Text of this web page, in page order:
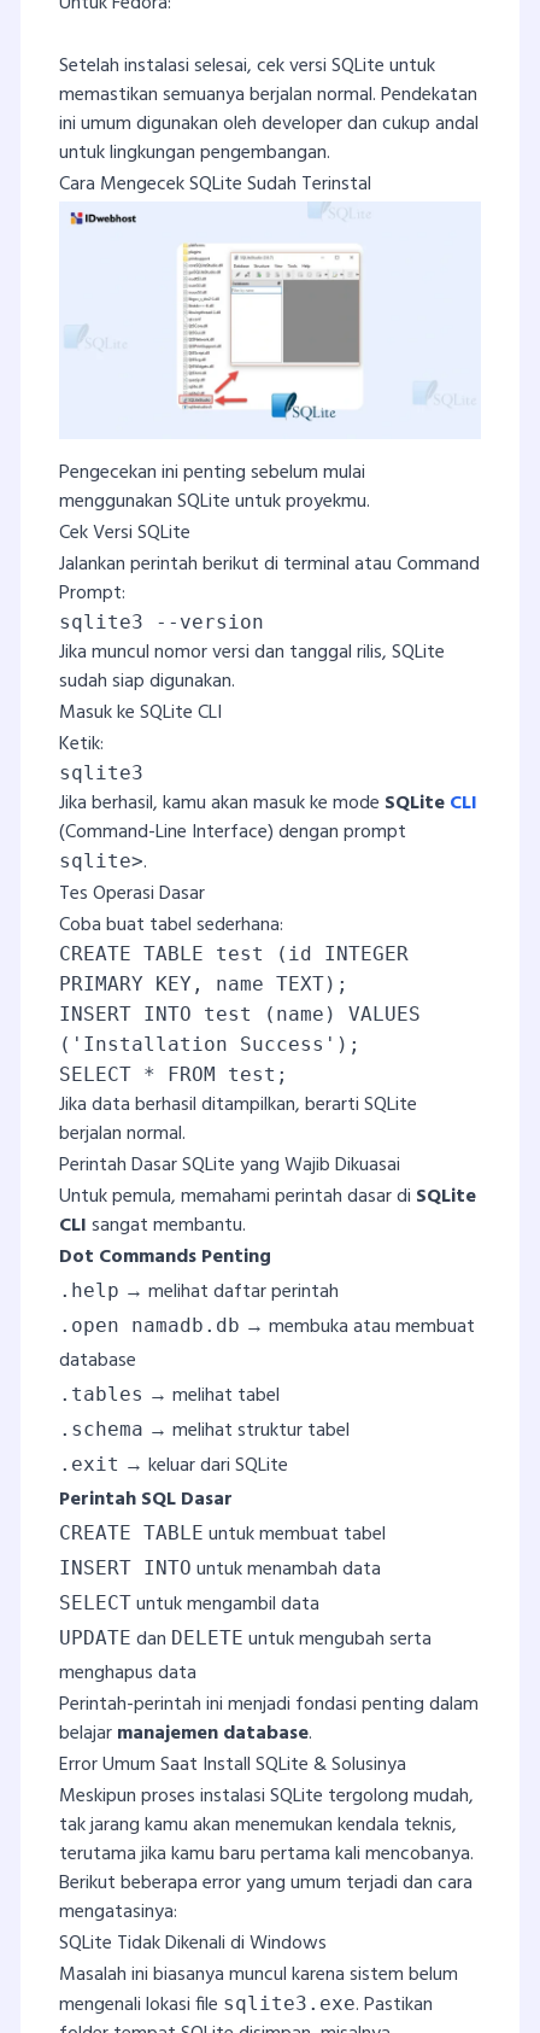
Setelah instalasi selesai, cek versi SQLite untuk
memastikan semuanya berjalan normal. Pendekatan
ini umum digunakan oleh developer dan cukup andal
untuk lingkungan pengembangan.
Cara Mengecek SQLite Sudah Terinstal
Pengecekan ini penting sebelum mulai
menggunakan SQLite untuk proyekmu.
Cek Versi SQLite
Jalankan perintah berikut di terminal atau Command
Prompt:
sqlite3 --version
Jika muncul nomor versi dan tanggal rilis, SQLite
sudah siap digunakan.
Masuk ke SQLite CLI
Ketik:
sqlite3
Jika berhasil, kamu akan masuk ke mode SQLiteCLI
(Command-Line Interface) dengan prompt
sqlite>.
Tes Operasi Dasar
Coba buat tabel sederhana:
CREATE TABLE test (id INTEGER
PRIMARY KEY, name TEXT);
INSERT INTO test (name) VALUES
('Installation Success');
SELECT * FROM test;
Jika data berhasil ditampilkan, berarti SQLite
berjalan normal.
Perintah Dasar SQLite yang Wajib Dikuasai
Untuk pemula, memahami perintah dasar di SQLite
CLIsangat membantu.
Dot Commands Penting
.help → melihat daftar perintah
.open namadb.db → membuka atau membuat
database
.tables → melihat tabel
.schema → melihat struktur tabel
.exit → keluar dari SQLite
Perintah SQL Dasar
CREATE TABLE untuk membuat tabel
INSERT INTO untuk menambah data
SELECT untuk mengambil data
UPDATE dan DELETE untuk mengubah serta
menghapus data
Perintah-perintah ini menjadi fondasi penting dalam
belajarmanajemen database.
Error Umum Saat Install SQLite & Solusinya
Meskipun proses instalasi SQLite tergolong mudah,
tak jarang kamu akan menemukan kendala teknis,
terutama jika kamu baru pertama kali mencobanya.
Berikut beberapa error yang umum terjadi dan cara
mengatasinya:
SQLite Tidak Dikenali di Windows
Masalah ini biasanya muncul karena sistem belum
mengenali lokasi file sqlite3.exe. Pastikan